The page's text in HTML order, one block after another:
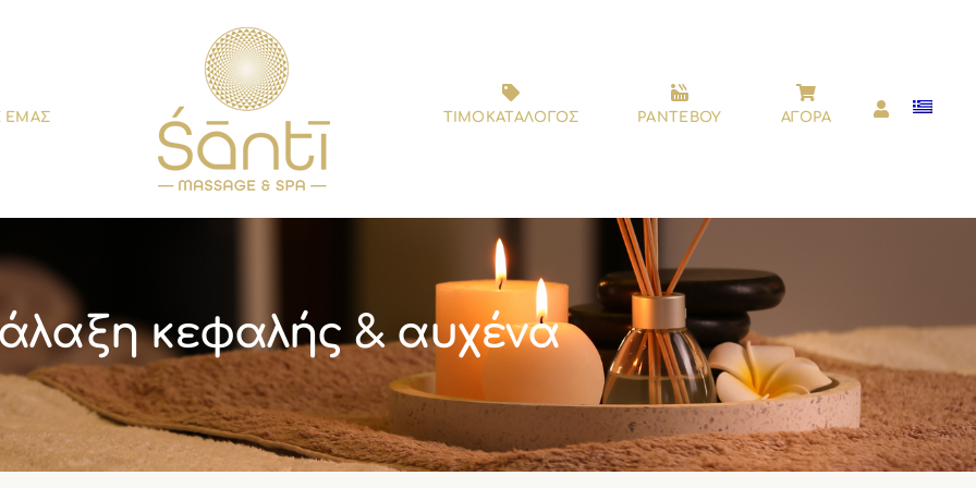
ΕΜΑΣ ΤΙΜΟΚΑΤΑΛΟΓΟΣ ΡΑΝΤΕΒΟΥ ΑΓΟΡΑ
κεφαλής & αυχένα